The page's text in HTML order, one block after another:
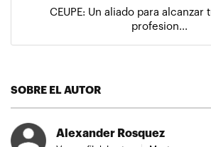
CEUPE: Un aliado para alcanzar
profesion...
SOBRE EL AUTOR
Alexander Rosquez